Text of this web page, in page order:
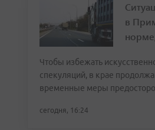
в
Чтобы избежать
спекуляций, в крае
временные меры
сегодня, 16:24